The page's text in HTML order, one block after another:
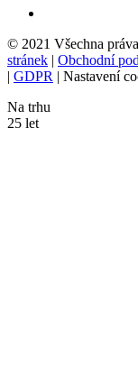
© 2021 Všechna
stránek | Obchodní
| GDPR | Nastavení
Na trhu
25 let